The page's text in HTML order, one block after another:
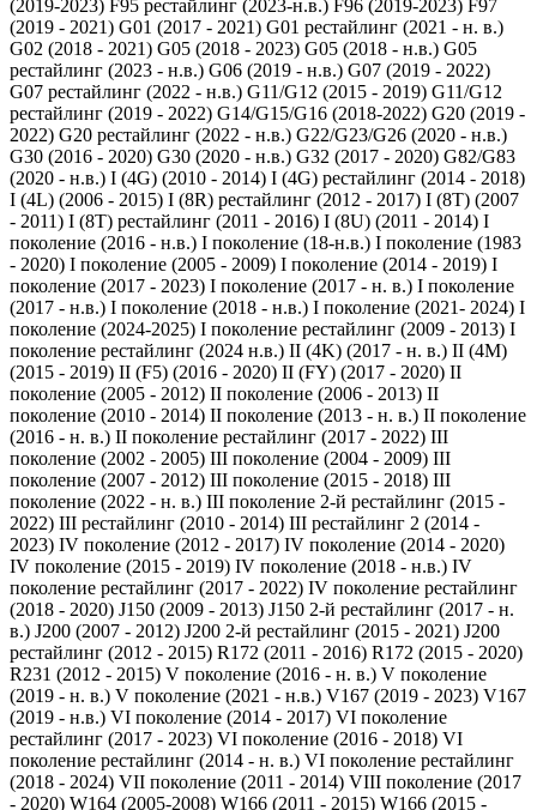
(2019-2023) F95 рестайлинг (2023-н.в.) F96 (2019-2023) F97
(2019 - 2021) G01 (2017 - 2021) G01 рестайлинг (2021 - н. в.)
G02 (2018 - 2021) G05 (2018 - 2023) G05 (2018 - н.в.) G05
рестайлинг (2023 - н.в.) G06 (2019 - н.в.) G07 (2019 - 2022)
G07 рестайлинг (2022 - н.в.) G11/G12 (2015 - 2019) G11/G12
рестайлинг (2019 - 2022) G14/G15/G16 (2018-2022) G20 (2019 -
2022) G20 рестайлинг (2022 - н.в.) G22/G23/G26 (2020 - н.в.)
G30 (2016 - 2020) G30 (2020 - н.в.) G32 (2017 - 2020) G82/G83
(2020 - н.в.) I (4G) (2010 - 2014) I (4G) рестайлинг (2014 - 2018)
I (4L) (2006 - 2015) I (8R) рестайлинг (2012 - 2017) I (8T) (2007
- 2011) I (8T) рестайлинг (2011 - 2016) I (8U) (2011 - 2014) I
поколение (2016 - н.в.) I поколение (18-н.в.) I поколение (1983
- 2020) I поколение (2005 - 2009) I поколение (2014 - 2019) I
поколение (2017 - 2023) I поколение (2017 - н. в.) I поколение
(2017 - н.в.) I поколение (2018 - н.в.) I поколение (2021- 2024) I
поколение (2024-2025) I поколение рестайлинг (2009 - 2013) I
поколение рестайлинг (2024 н.в.) II (4K) (2017 - н. в.) II (4M)
(2015 - 2019) II (F5) (2016 - 2020) II (FY) (2017 - 2020) II
поколение (2005 - 2012) II поколение (2006 - 2013) II
поколение (2010 - 2014) II поколение (2013 - н. в.) II поколение
(2016 - н. в.) II поколение рестайлинг (2017 - 2022) III
поколение (2002 - 2005) III поколение (2004 - 2009) III
поколение (2007 - 2012) III поколение (2015 - 2018) III
поколение (2022 - н. в.) III поколение 2-й рестайлинг (2015 -
2022) III рестайлинг (2010 - 2014) III рестайлинг 2 (2014 -
2023) IV поколение (2012 - 2017) IV поколение (2014 - 2020)
IV поколение (2015 - 2019) IV поколение (2018 - н.в.) IV
поколение рестайлинг (2017 - 2022) IV поколение рестайлинг
(2018 - 2020) J150 (2009 - 2013) J150 2-й рестайлинг (2017 - н.
в.) J200 (2007 - 2012) J200 2-й рестайлинг (2015 - 2021) J200
рестайлинг (2012 - 2015) R172 (2011 - 2016) R172 (2015 - 2020)
R231 (2012 - 2015) V поколение (2016 - н. в.) V поколение
(2019 - н. в.) V поколение (2021 - н.в.) V167 (2019 - 2023) V167
(2019 - н.в.) VI поколение (2014 - 2017) VI поколение
рестайлинг (2017 - 2023) VI поколение (2016 - 2018) VI
поколение рестайлинг (2014 - н. в.) VI поколение рестайлинг
(2018 - 2024) VII поколение (2011 - 2014) VIII поколение (2017
- 2020) W164 (2005-2008) W166 (2011 - 2015) W166 (2015 -